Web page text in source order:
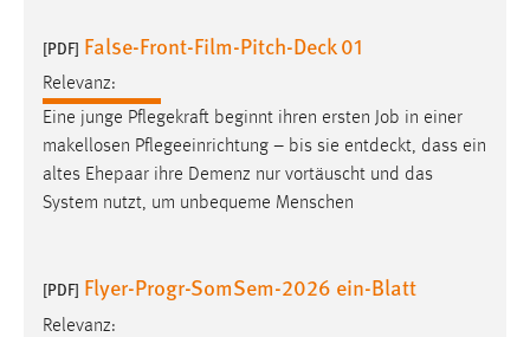
[PDF] False-Front-Film-Pitch-Deck 01
Relevanz:
Eine junge Pflegekraft beginnt ihren ersten Job in einer
makellosen Pflegeeinrichtung – bis sie entdeckt, dass ein
altes Ehepaar ihre Demenz nur vortäuscht und das
System nutzt, um unbequeme Menschen
[PDF] Flyer-Progr-SomSem-2026 ein-Blatt
Relevanz: